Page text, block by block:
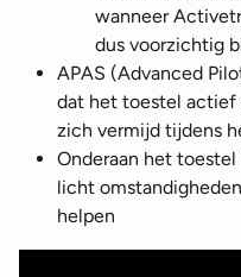
wanneer
dus voorzichtig
APAS (Advanced
dat het toestel actief
zich vermijd tijdens
Onderaan het
licht
helpen